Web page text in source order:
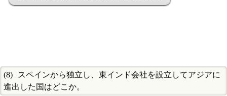
スペインから独立し、東インド会社を設立してアジアに
進出した国はどこか。